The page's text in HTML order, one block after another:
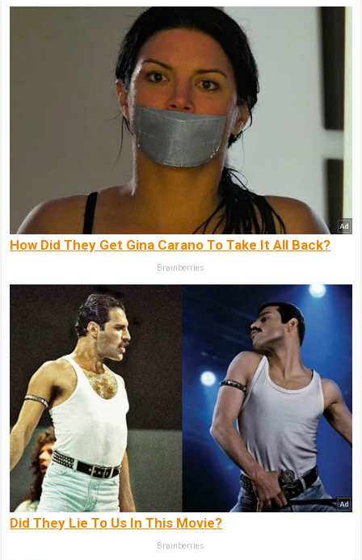
How Did They Get Gina Carano To Take It All Back?
Brainberries
Did They Lie To Us In This Movie?
Brainberries